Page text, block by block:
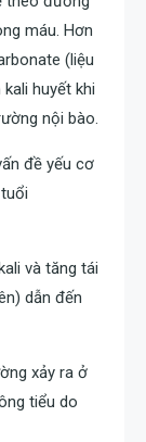
máu. Hơn
(liệu
huyết khi
nội bào.
đề yếu cơ
và tăng tái
dẫn đến
xảy ra ở
tiểu do